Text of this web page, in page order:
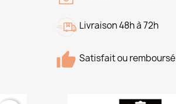
Livraison 48h à 72h
Satisfait ou remboursé